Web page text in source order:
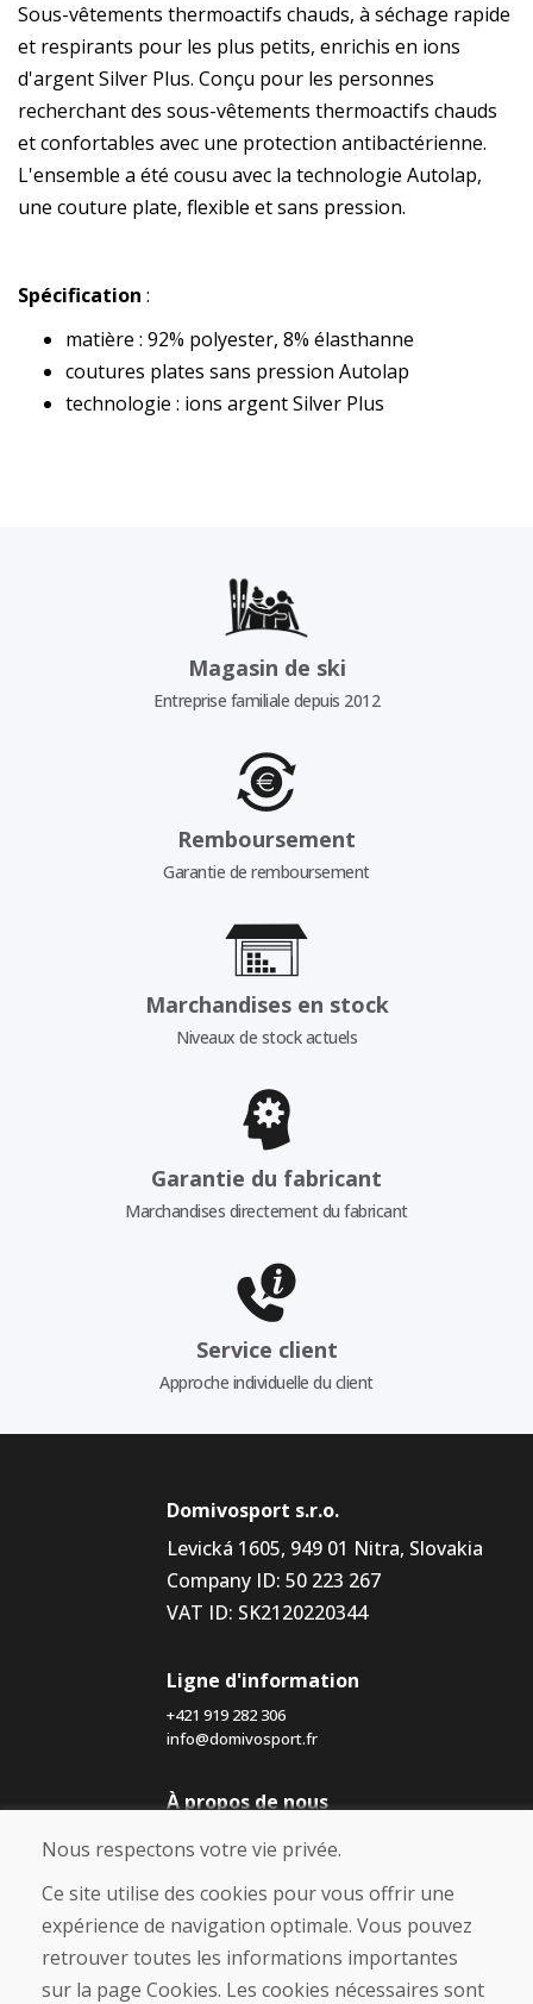
Sous-vêtements thermoactifs chauds, à séchage rapide
et respirants pour les plus petits, enrichis en ions
d'argent Silver Plus. Conçu pour les personnes
recherchant des sous-vêtements thermoactifs chauds
et confortables avec une protection antibactérienne.
L'ensemble a été cousu avec la technologie Autolap,
une couture plate, flexible et sans pression.
Spécification :
matière : 92% polyester, 8% élasthanne
coutures plates sans pression Autolap
technologie : ions argent Silver Plus
Magasin de ski
Entreprise familiale depuis 2012
Remboursement
Garantie de remboursement
Marchandises en stock
Niveaux de stock actuels
Garantie du fabricant
Marchandises directement du fabricant
Service client
Approche individuelle du client
Domivosport s.r.o.
Levická 1605, 949 01 Nitra, Slovakia
Company ID: 50 223 267
VAT ID: SK2120220344
Ligne d'information
+421 919 282 306
info@domivosport.fr
À propos de nous
À propos de nous
Boutique
Contact
Achat
Nous respectons votre vie privée.
Ce site utilise des cookies pour vous offrir une
expérience de navigation optimale. Vous pouvez
retrouver toutes les informations importantes
sur la page Cookies. Les cookies nécessaires sont